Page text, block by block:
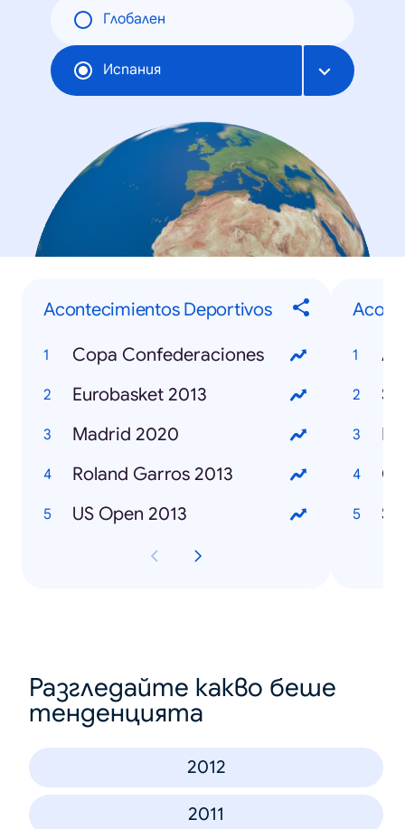
Глобален
Испания
Acontecimientos Deportivos
Copa Confederaciones
Eurobasket 2013
Madrid 2020
Roland Garros 2013
US Open 2013
Разгледайте какво беше
тенденцията
2012
2011